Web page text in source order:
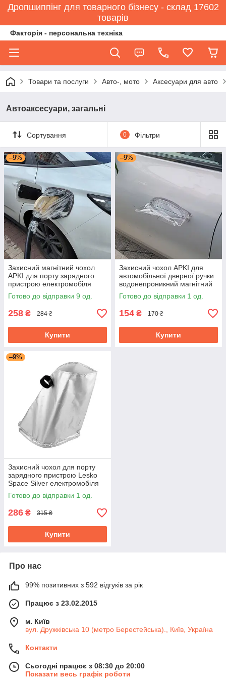
Дропшиппінг для товарного бізнесу - склад 17602
товарів
Факторія - персональна техніка
Товари та послуги Авто-, мото Аксесуари для авто
Автоаксесуари, загальні
Сортування 0 Фільтри
–9%
Захисний магнітний чохол
APKI для порту зарядного
пристрою електромобіля
водонепроникний
Готово до відправки 9 од.
258 ₴ 284 ₴
Купити
–9%
Захисний чохол APKI для
автомобільної дверної ручки
водонепроникний магнітний
Готово до відправки 1 од.
154 ₴ 170 ₴
Купити
–9%
Захисний чохол для порту
зарядного пристрою Lesko
Space Silver електромобіля
водонепроникний магнітний
Готово до відправки 1 од.
286 ₴ 315 ₴
Купити
Про нас
99% позитивних з 592 відгуків за рік
Працює з 23.02.2015
м. Київ
вул. Дружківська 10 (метро Берестейська)., Київ, Україна
Контакти
Сьогодні працює з 08:30 до 20:00
Показати весь графік роботи